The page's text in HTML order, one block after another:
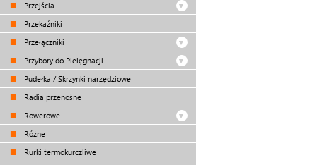
Przejścia
Przekaźniki
Przełączniki
Przybory do Pielęgnacji
Pudełka / Skrzynki narzędziowe
Radia przenośne
Rowerowe
Różne
Rurki termokurczliwe